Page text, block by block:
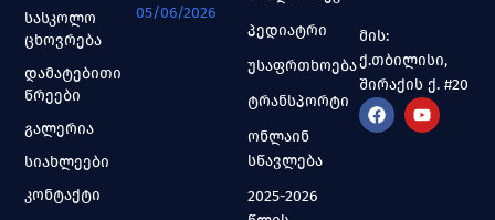
სასკოლო
ცხოვრება
დამატებითი
წრეები
გალერია
სიახლეები
კონტაქტი
05/06/2026
პედიატრი
უსაფრთხოება
ტრანსპორტი
ონლაინ
სწავლება
2025-2026
მის:
ქ.თბილისი,
შირაქის ქ. #20